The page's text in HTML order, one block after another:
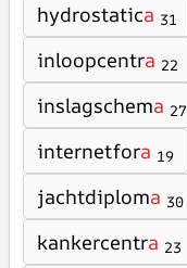
hydrostatica 31
inloopcentra 22
inslagschema 27
internetfora 19
jachtdiploma 30
kankercentra 23